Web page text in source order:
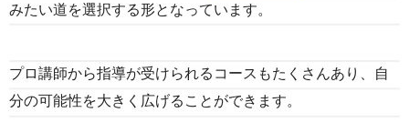
みたい道を選択する形となっています。
プロ講師から指導が受けられるコースもたくさんあり、自
分の可能性を大きく広げることができます。